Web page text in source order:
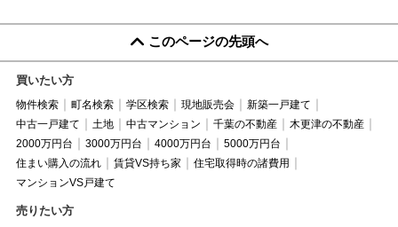
このページの先頭へ
買いたい方
物件検索 町名検索 学区検索 現地販売会
新築一戸建て
中古一戸建て
土地 中古マンション 千葉の不動産
木更津の不動産
2000万円台
3000万円台 4000万円台
5000万円台
住まい購入の流れ
賃貸VS持ち家
住宅取得時の諸費用
マンションVS戸建て
売りたい方